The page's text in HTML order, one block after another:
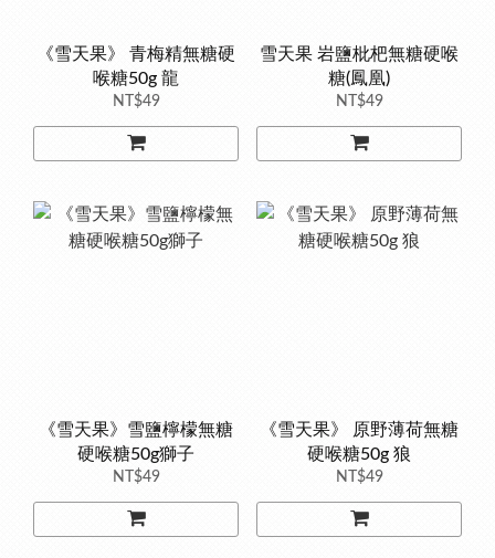
《雪天果》 青梅精無糖硬
喉糖50g 龍
NT$49
雪天果 岩鹽枇杷無糖硬喉
糖(鳳凰)
NT$49
《雪天果》雪鹽檸檬無糖
硬喉糖50g獅子
NT$49
《雪天果》 原野薄荷無糖
硬喉糖50g 狼
NT$49